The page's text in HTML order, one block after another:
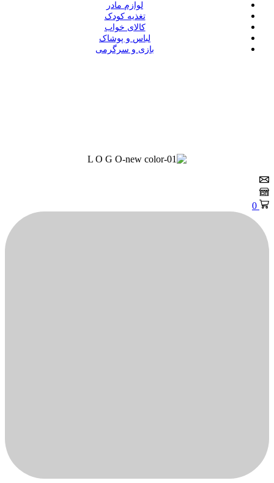
لوازم مادر
تغذیه کودک
کالای خواب
لباس و پوشاک
بازی و سرگرمی
0